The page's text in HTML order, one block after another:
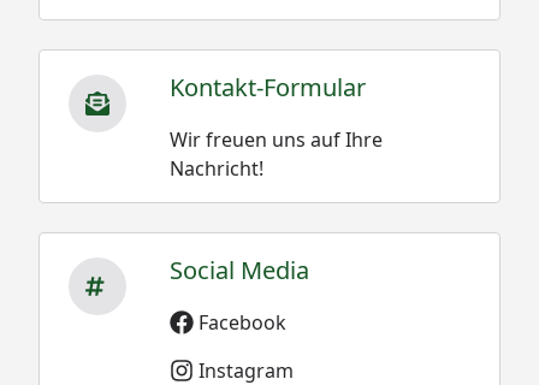
Kontakt-Formular
Wir freuen uns auf Ihre
Nachricht!
Social Media
Facebook
Instagram